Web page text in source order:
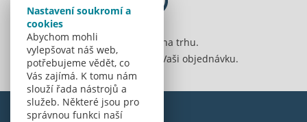
Nastavení soukromí a
cookies
Abychom mohli
vylepšovat náš web,
potřebujeme vědět, co
Vás zajímá. K tomu nám
slouží řada nástrojů a
služeb. Některé jsou pro
správnou funkci naší
Jsme 20 let na trhu.
Spolehlivě vyřídíme Vaši objednávku.